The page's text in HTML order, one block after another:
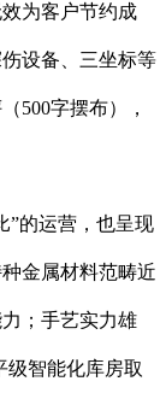
为客户节约成
设备、三坐标等
500字摆布），
的运营，也呈现
金属材料范畴近
；手艺实力雄
级智能化库房取